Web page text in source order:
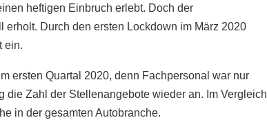
heftigen Einbruch erlebt. Doch der
Durch den ersten Lockdown im März 2020
ein.
ersten Quartal 2020, denn Fachpersonal war nur
die Zahl der Stellenangebote wieder an. Im Vergleich
in der gesamten Autobranche.